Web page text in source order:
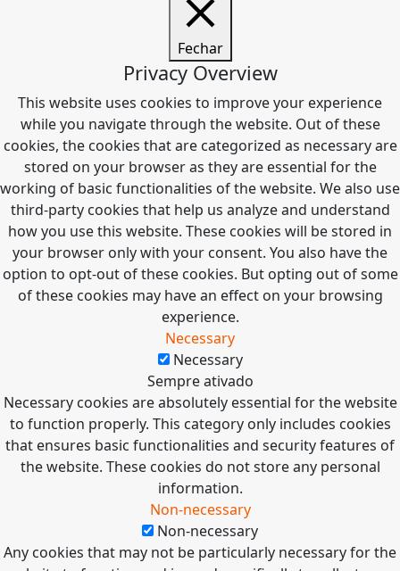
Fechar
Privacy Overview
This website uses cookies to improve your experience
while you navigate through the website. Out of these
cookies, the cookies that are categorized as necessary are
stored on your browser as they are essential for the
working of basic functionalities of the website. We also use
third-party cookies that help us analyze and understand
how you use this website. These cookies will be stored in
your browser only with your consent. You also have the
option to opt-out of these cookies. But opting out of some
of these cookies may have an effect on your browsing
experience.
Necessary
Necessary
Sempre ativado
Necessary cookies are absolutely essential for the website
to function properly. This category only includes cookies
that ensures basic functionalities and security features of
the website. These cookies do not store any personal
information.
Non-necessary
Non-necessary
Any cookies that may not be particularly necessary for the